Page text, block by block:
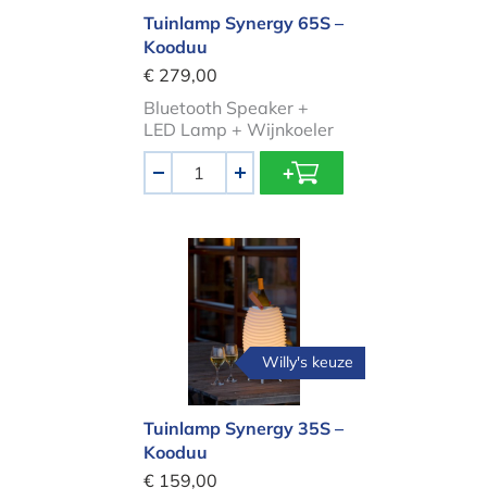
Tuinlamp Synergy 65S –
Kooduu
€ 279,00
Bluetooth Speaker +
LED Lamp + Wijnkoeler
+
Tuinlamp Synergy 35S – Kooduu
Willy's keuze
Tuinlamp Synergy 35S –
Kooduu
€ 159,00